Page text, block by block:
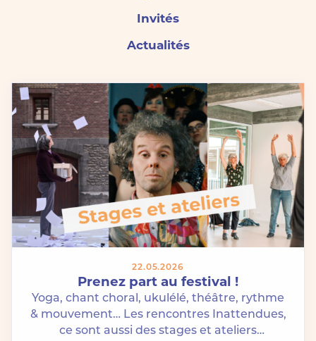
Invités
Actualités
22.05.2026
Prenez part au festival !
Yoga, chant choral, ukulélé, théâtre, rythme
& mouvement… Les rencontres Inattendues,
ce sont aussi des stages et ateliers